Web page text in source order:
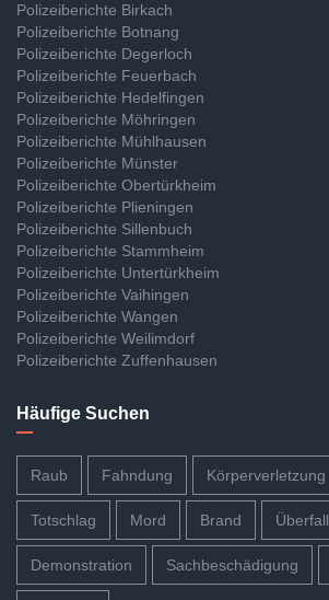
Polizeiberichte Birkach
Polizeiberichte Botnang
Polizeiberichte Degerloch
Polizeiberichte Feuerbach
Polizeiberichte Hedelfingen
Polizeiberichte Möhringen
Polizeiberichte Mühlhausen
Polizeiberichte Münster
Polizeiberichte Obertürkheim
Polizeiberichte Plieningen
Polizeiberichte Sillenbuch
Polizeiberichte Stammheim
Polizeiberichte Untertürkheim
Polizeiberichte Vaihingen
Polizeiberichte Wangen
Polizeiberichte Weilimdorf
Polizeiberichte Zuffenhausen
Häufige Suchen
Raub Fahndung Körperverletzung
Totschlag Mord Brand Überfall
Demonstration Sachbeschädigung